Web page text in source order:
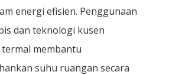
energi efisien. Penggunaan
dan teknologi kusen
membantu
suhu ruangan secara